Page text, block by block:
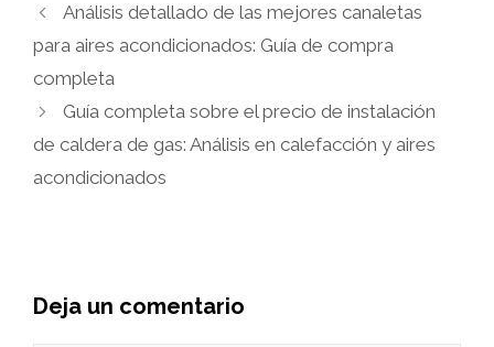
Análisis detallado de las mejores canaletas
para aires acondicionados: Guía de compra
completa
Guía completa sobre el precio de instalación
de caldera de gas: Análisis en calefacción y aires
acondicionados
Deja un comentario